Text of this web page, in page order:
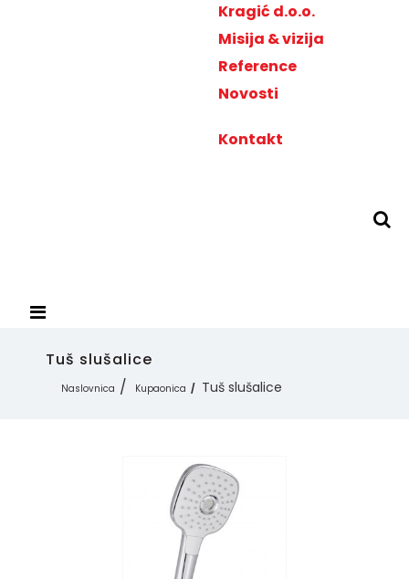
Kragić d.o.o.
Misija & vizija
Reference
Novosti
Kontakt
Tuš slušalice
Naslovnica Kupaonica Tuš slušalice